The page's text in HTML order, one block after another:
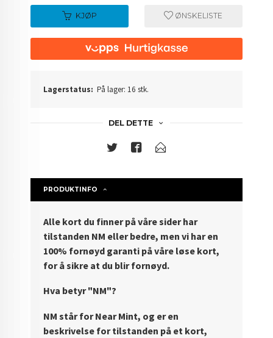
KJØP ØNSKELISTE
Lagerstatus: På lager: 16 stk.
DEL DETTE
PRODUKTINFO
Alle kort du finner på våre sider har
tilstanden NM eller bedre, men vi har en
100% fornøyd garanti på våre løse kort,
for å sikre at du blir fornøyd.
Hva betyr "NM"?
NM står for Near Mint, og er en
beskrivelse for tilstanden på et kort,